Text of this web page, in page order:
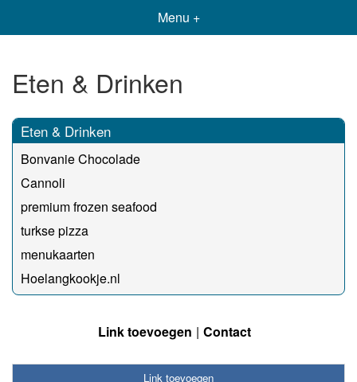
Menu +
Eten & Drinken
Eten & Drinken
Bonvanie Chocolade
Cannoli
premium frozen seafood
turkse pizza
menukaarten
Hoelangkookje.nl
Link toevoegen Contact
Link toevoegen